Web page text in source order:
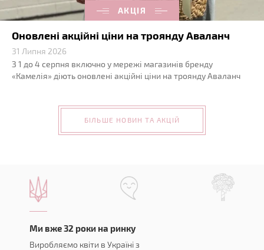
АКЦІЯ
Оновлені акційні ціни на троянду Аваланч
31 Липня 2026
З 1 до 4 серпня включно у мережі магазинів бренду
«Камелія» діють оновлені акційні ціни на троянду Аваланч
БІЛЬШЕ НОВИН ТА АКЦІЙ
Ми вже 32 роки на ринку
Виробляємо квіти в Україні з